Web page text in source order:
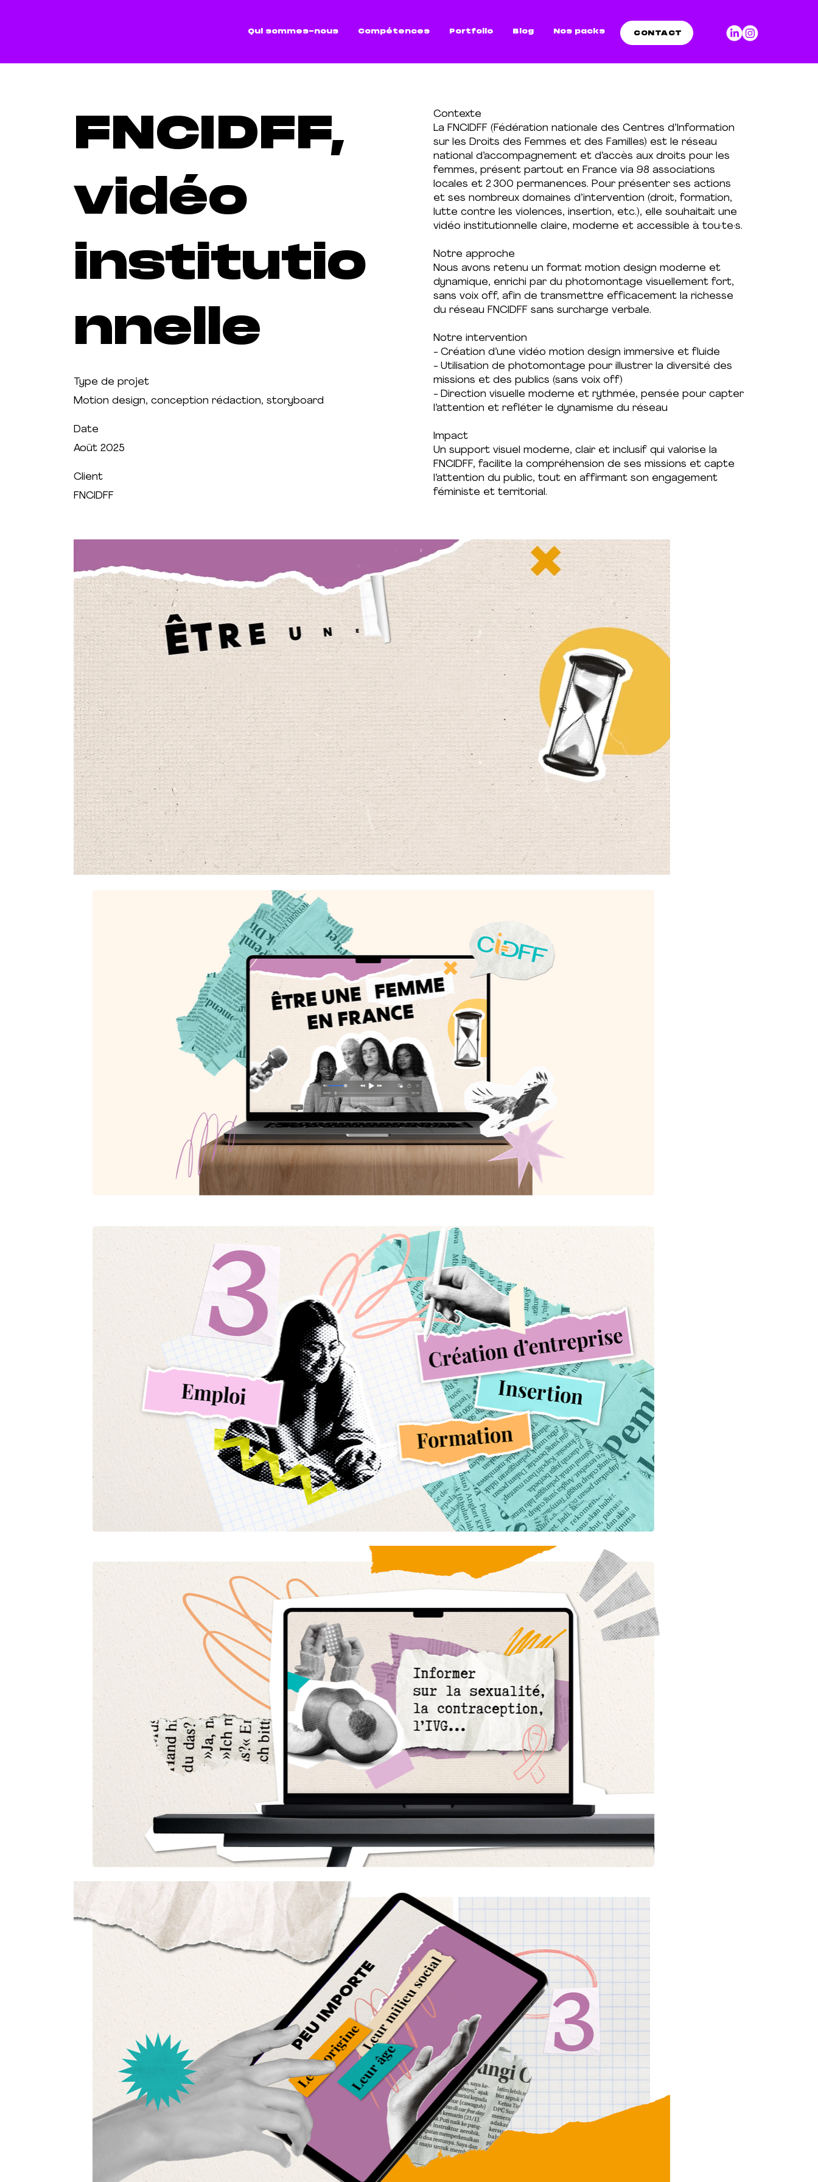
Qui sommes-nous Compétences Portfolio Blog Nos packs CONTACT
FNCIDFF,
vidéo
institutio
nnelle
Type de projet
Motion design, conception rédaction, storyboard
Date
Août 2025
Client
FNCIDFF
Contexte
La FNCIDFF (Fédération nationale des Centres d’Information
sur les Droits des Femmes et des Familles) est le réseau
national d’accompagnement et d’accès aux droits pour les
femmes, présent partout en France via 98 associations
locales et 2 300 permanences. Pour présenter ses actions
et ses nombreux domaines d’intervention (droit, formation,
lutte contre les violences, insertion, etc.), elle souhaitait une
vidéo institutionnelle claire, moderne et accessible à tou·te·s.
Notre approche
Nous avons retenu un format motion design moderne et
dynamique, enrichi par du photomontage visuellement fort,
sans voix off, afin de transmettre efficacement la richesse
du réseau FNCIDFF sans surcharge verbale.
Notre intervention
- Création d’une vidéo motion design immersive et fluide
- Utilisation de photomontage pour illustrer la diversité des
missions et des publics (sans voix off)
- Direction visuelle moderne et rythmée, pensée pour capter
l’attention et refléter le dynamisme du réseau
Impact
Un support visuel moderne, clair et inclusif qui valorise la
FNCIDFF, facilite la compréhension de ses missions et capte
l’attention du public, tout en affirmant son engagement
féministe et territorial.